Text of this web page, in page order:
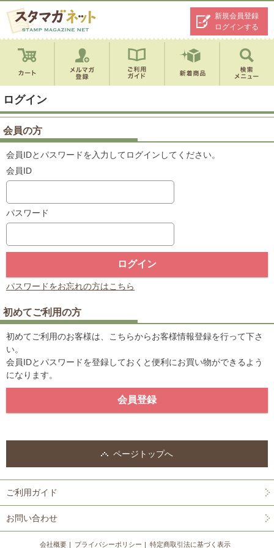
新規会員登録
ログインする
ログイン
会員の方
会員IDとパスワードを入力してログインしてください。
会員ID
パスワード
パスワードをお忘れの方はこちら
初めてご利用の方
初めてご利用のお客様は、こちらからお客様情報登録を行って下さ
い。
会員IDとパスワードを登録しておくと便利にお買い物ができるよう
になります。
ページトップへ
ご利用ガイド
お問い合わせ
会社概要 プライバシーポリシー 特定商取引法に基づく表示